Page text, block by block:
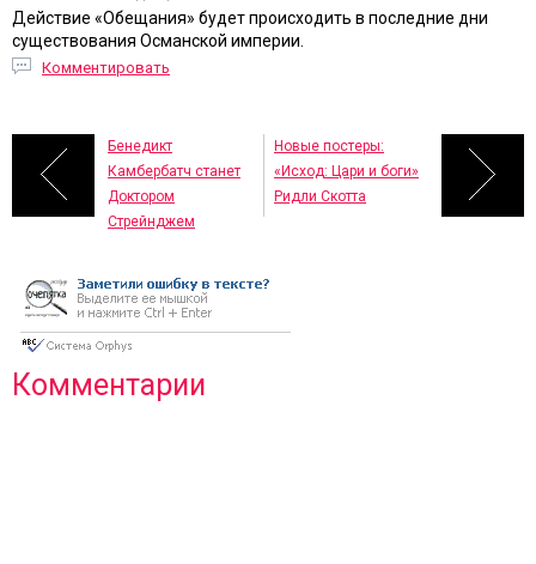
Действие «Обещания» будет происходить в последние дни
существования Османской империи.
Комментировать
Бенедикт
Камбербатч станет
Доктором
Стрейнджем
Новые постеры:
«Исход: Цари и боги»
Ридли Скотта
Комментарии